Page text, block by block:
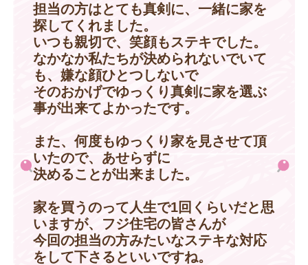
担当の方はとても真剣に、一緒に家を
探してくれました。
いつも親切で、笑顔もステキでした。
なかなか私たちが決められないでいて
も、嫌な顔ひとつしないで
そのおかげでゆっくり真剣に家を選ぶ
事が出来てよかったです。
また、何度もゆっくり家を見させて頂
いたので、あせらずに
決めることが出来ました。
家を買うのって人生で1回くらいだと思
いますが、フジ住宅の皆さんが
今回の担当の方みたいなステキな対応
をして下さるといいですね。